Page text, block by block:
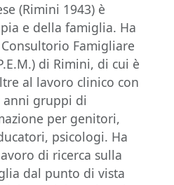
(Rimini 1943) è
e della famiglia. Ha
Famigliare
di Rimini, di cui è
al lavoro clinico con
anni gruppi di
per genitori,
psicologi. Ha
di ricerca sulla
dal punto di vista